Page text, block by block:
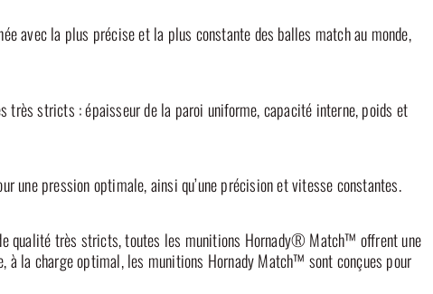
avec la plus précise et la plus constante des balles match au monde,
très stricts : épaisseur de la paroi uniforme, capacité interne, poids et
une pression optimale, ainsi qu’une précision et vitesse constantes.
qualité très stricts, toutes les munitions Hornady® Match™ offrent une
à la charge optimal, les munitions Hornady Match™ sont conçues pour